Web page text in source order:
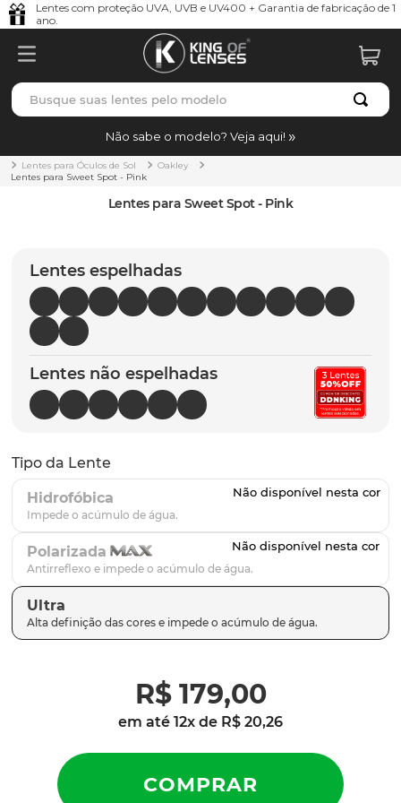
Lentes com proteção UVA, UVB e UV400 + Garantia de fabricação de 1
ano.
Busque suas lentes pelo modelo
Não sabe o modelo? Veja aqui!
Lentes para Óculos de Sol
Oakley
Lentes para Sweet Spot - Pink
Lentes para Sweet Spot - Pink
Lentes espelhadas
Lentes não espelhadas
Tipo da Lente
Hidrofóbica
Polarizada
Ultra
R$ 179,00
em até 12x de R$ 20,26
TERMOS MAIS BUSCADOS
1º borrachas
holbrook
5º chaves
6º t-shock
7º latch
8º gasket
9º parafusos